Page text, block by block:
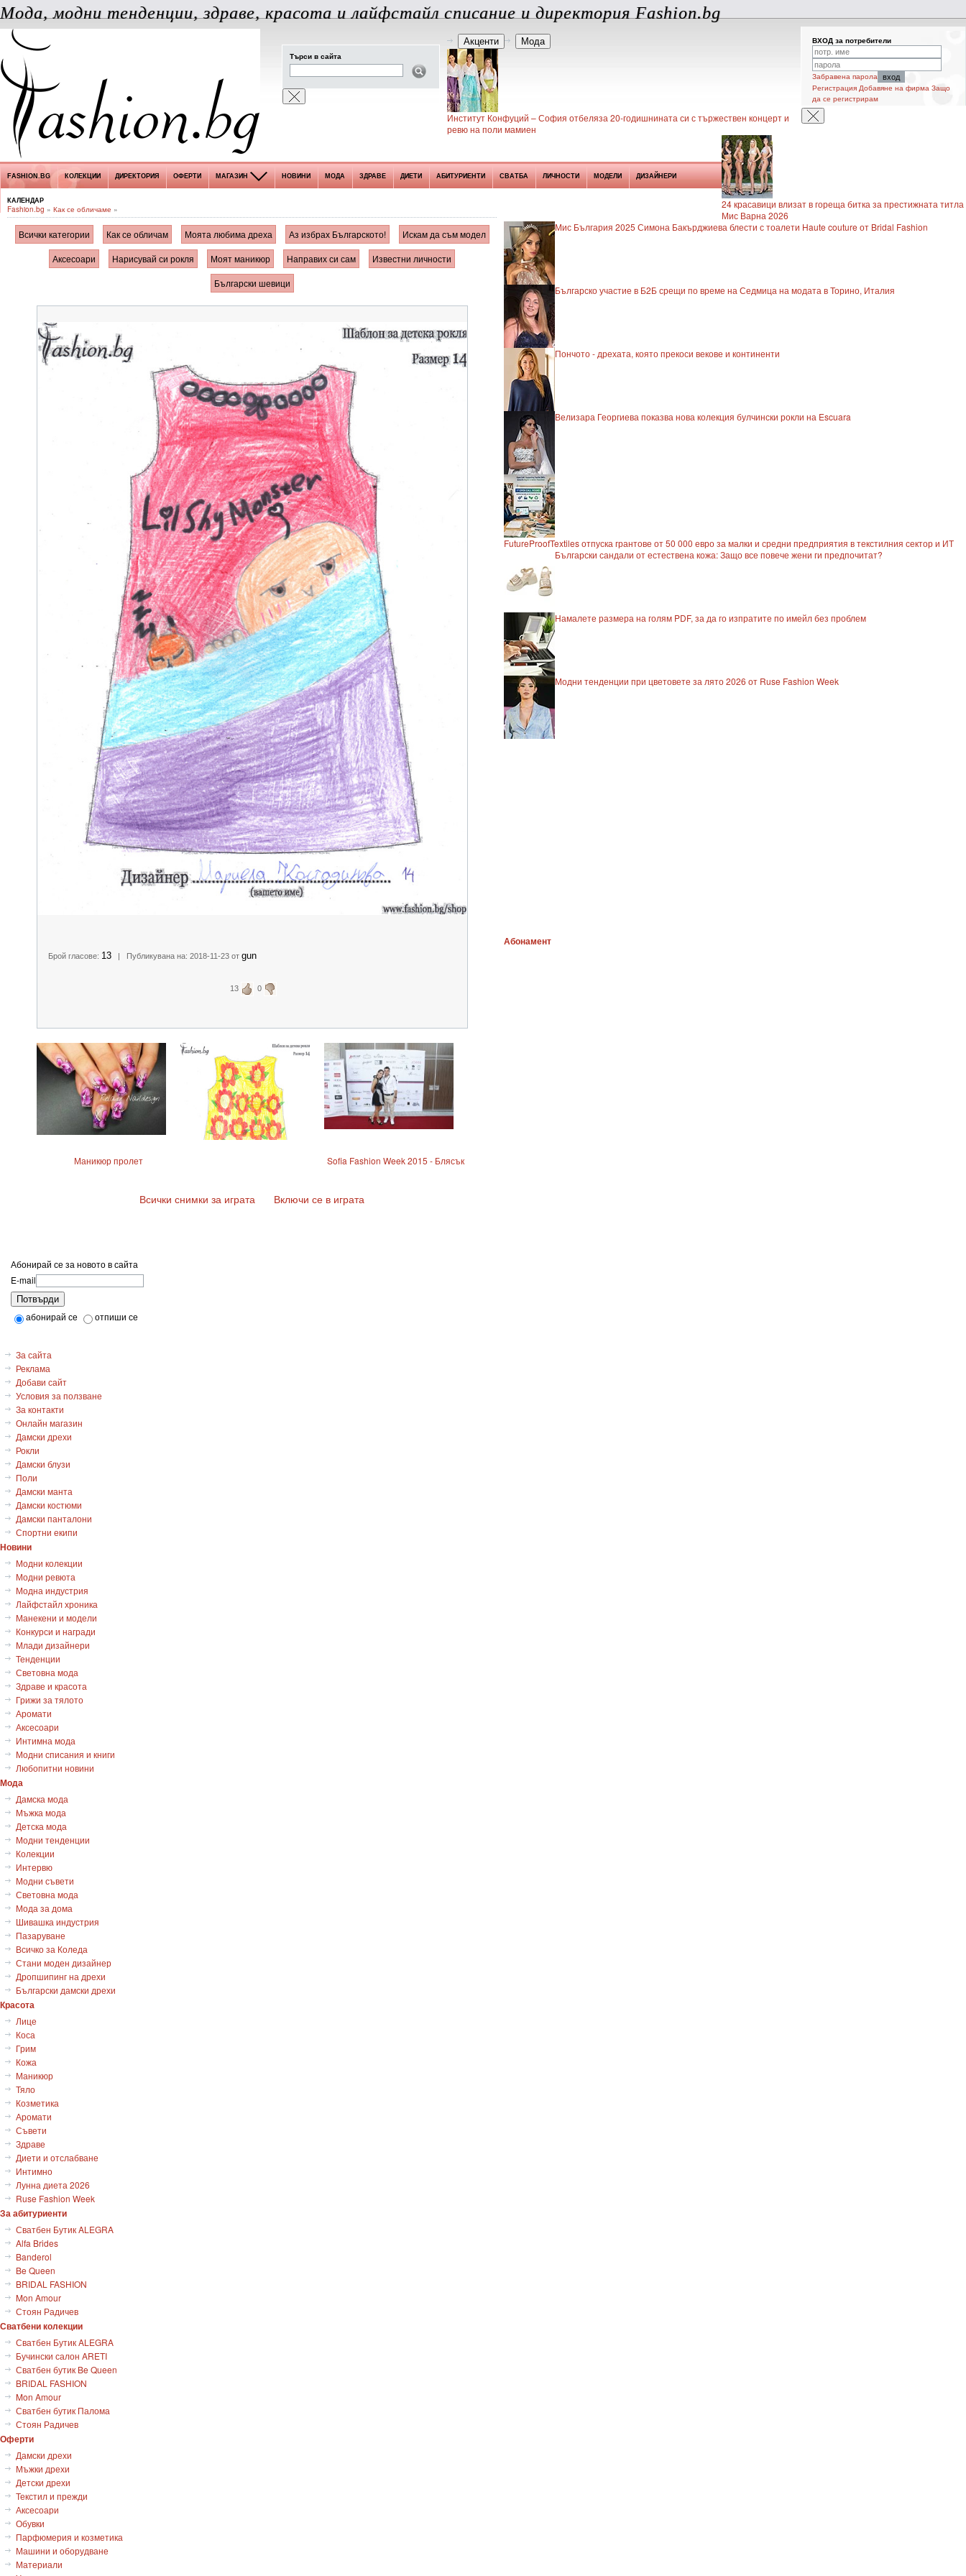
Мода, модни тенденции, здраве, красота и лайфстайл списание и директория Fashion.bg
Търси в сайта
ВХОД за потребители
Забравена парола
Регистрация Добавяне на фирма Защо
да се регистрирам
FASHION.BG КОЛЕКЦИИ ДИРЕКТОРИЯ ОФЕРТИ МАГАЗИН НОВИНИ МОДА ЗДРАВЕ ДИЕТИ АБИТУРИЕНТИ СВАТБА ЛИЧНОСТИ МОДЕЛИ ДИЗАЙНЕРИ
КАЛЕНДАР
Fashion.bg » Как се обличаме »
Всички категории Как се обличам Моята любима дреха Аз избрах Българското!
Искам да съм модел
Аксесоари
Нарисувай си рокля Моят маникюр Направих си сам
Известни личности
Български шевици
Брой гласове: 13| Публикувана на: 2018-11-23 от gun
13 0
Маникюр пролет Sofia Fashion Week 2015 - Блясък
Всички снимки за играта Включи се в играта
Акценти Мода
Институт Конфуций – София отбеляза 20-годишнината си с тържествен концерт и
ревю на поли мамиен
24 красавици влизат в гореща битка за престижната титла
Мис Варна 2026
Мис България 2025 Симона Бакърджиева блести с тоалети Haute couture от Bridal Fashion
Българско участие в Б2Б срещи по време на Седмица на модата в Торино, Италия
Пончото - дрехата, която прекоси векове и континенти
Велизара Георгиева показва нова колекция булчински рокли на Escuara
FutureProofTextiles отпуска грантове от 50 000 евро за малки и средни предприятия в текстилния сектор и ИТ
Български сандали от естествена кожа: Защо все повече жени ги предпочитат?
Намалете размера на голям PDF, за да го изпратите по имейл без проблем
Модни тенденции при цветовете за лято 2026 от Ruse Fashion Week
Абонамент
Абонирай се за новото в сайта
E-mail
Потвърди
абонирай се отпиши се
За сайта
Реклама
Добави сайт
Условия за ползване
За контакти
Онлайн магазин
Дамски дрехи
Рокли
Дамски блузи
Поли
Дамски манта
Дамски костюми
Дамски панталони
Спортни екипи
Новини
Модни колекции
Модни ревюта
Модна индустрия
Лайфстайл хроника
Манекени и модели
Конкурси и награди
Млади дизайнери
Тенденции
Световна мода
Здраве и красота
Грижи за тялото
Аромати
Аксесоари
Интимна мода
Модни списания и книги
Любопитни новини
Мода
Дамска мода
Мъжка мода
Детска мода
Модни тенденции
Колекции
Интервю
Модни съвети
Световна мода
Мода за дома
Шивашка индустрия
Пазаруване
Всичко за Коледа
Стани моден дизайнер
Дропшипинг на дрехи
Български дамски дрехи
Красота
Лице
Коса
Грим
Кожа
Маникюр
Тяло
Козметика
Аромати
Съвети
Здраве
Диети и отслабване
Интимно
Лунна диета 2026
Ruse Fashion Week
За абитуриенти
Сватбен Бутик ALEGRA
Alfa Brides
Banderol
Be Queen
BRIDAL FASHION
Mon Amour
Стоян Радичев
Сватбени колекции
Сватбен Бутик ALEGRA
Бучински салон ARETI
Сватбен бутик Be Queen
BRIDAL FASHION
Mon Amour
Сватбен бутик Палома
Стоян Радичев
Оферти
Дамски дрехи
Мъжки дрехи
Детски дрехи
Текстил и прежди
Аксесоари
Обувки
Парфюмерия и козметика
Машини и оборудване
Материали